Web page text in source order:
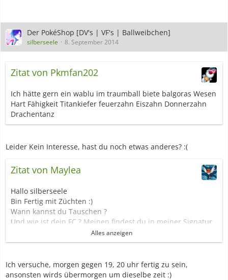
Der PokéShop [DV's | VF's | Ballweibchen]
silberseele 8. September 2014
Zitat von Pkmfan202
Ich hätte gern ein wablu im traumball biete balgoras Wesen
Hart Fähigkeit Titankiefer feuerzahn Eiszahn Donnerzahn
Drachentanz
Leider Kein Interesse, hast du noch etwas anderes? :(
Zitat von Maylea
Hallo silberseele
Bin Fertig mit Züchten :)
Wann kannst du Tauschen ?
Und wie ist dein FC ? Meinen findest du in meiner Signatur
Was das ständig Pleite sein angeht wegen diesem kleinem
bin ich im Kampfschloss schon seit ner Weile Großherzogin
:D
Alles anzeigen
Ich versuche, morgen gegen 19, 20 uhr fertig zu sein,
ansonsten wirds übermorgen um dieselbe zeit :)